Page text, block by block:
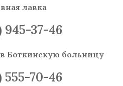
лавка
945-37-46
в Боткинскую больницу
555-70-46